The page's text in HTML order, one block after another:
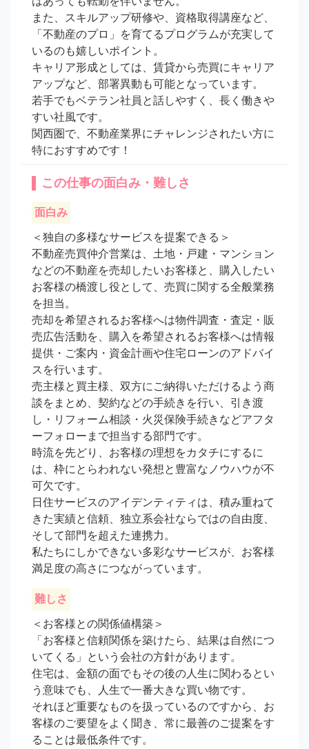
また、スキルアップ研修や、資格取得講座など、
「不動産のプロ」を育てるプログラムが充実して
いるのも嬉しいポイント。
キャリア形成としては、賃貸から売買にキャリア
アップなど、部署異動も可能となっています。
若手でもベテラン社員と話しやすく、長く働きや
すい社風です。
関西圏で、不動産業界にチャレンジされたい方に
特におすすめです！
この仕事の面白み・難しさ
面白み
＜独自の多様なサービスを提案できる＞
不動産売買仲介営業は、土地・戸建・マンション
などの不動産を売却したいお客様と、購入したい
お客様の橋渡し役として、売買に関する全般業務
を担当。
売却を希望されるお客様へは物件調査・査定・販
売広告活動を、購入を希望されるお客様へは情報
提供・ご案内・資金計画や住宅ローンのアドバイ
スを行います。
売主様と買主様、双方にご納得いただけるよう商
談をまとめ、契約などの手続きを行い、引き渡
し・リフォーム相談・火災保険手続きなどアフタ
ーフォローまで担当する部門です。
時流を先どり、お客様の理想をカタチにするに
は、枠にとらわれない発想と豊富なノウハウが不
可欠です。
日住サービスのアイデンティティは、積み重ねて
きた実績と信頼、独立系会社ならではの自由度、
そして部門を超えた連携力。
私たちにしかできない多彩なサービスが、お客様
満足度の高さにつながっています。
難しさ
＜お客様との関係値構築＞
「お客様と信頼関係を築けたら、結果は自然につ
いてくる」という会社の方針があります。
住宅は、金額の面でもその後の人生に関わるとい
う意味でも、人生で一番大きな買い物です。
それほど重要なものを扱っているのですから、お
客様のご要望をよく聞き、常に最善のご提案をす
ることは最低条件です。